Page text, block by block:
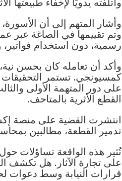
وتم تقييمها في الصاغة عبر
رسمية، دون استخدام فواتير،
وأكد أن تعامله كان بحسن
كمسيونجي. تستمر التحقيقات
على دور المتهمة الأولى
القطع الأثرية بالمتاحف.
انتشرت القضية على منصة
تدمير القطعة، مطالبين
تُثير هذه الواقعة تساؤلات
على تجارة الآثار. هل تكشف
قرارات النيابة وسط دعوات